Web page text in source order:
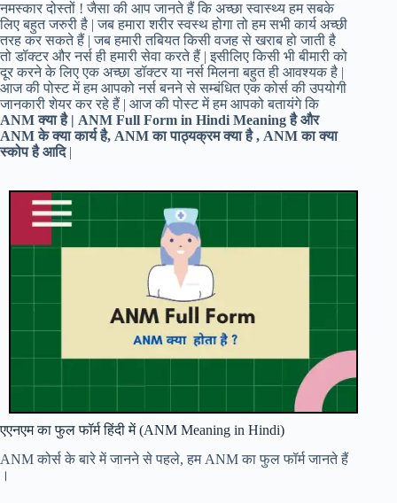
नमस्कार दोस्तों ! जैसा की आप जानते हैं कि अच्छा स्वास्थ्य हम सबके
लिए बहुत जरुरी है | जब हमारा शरीर स्वस्थ होगा तो हम सभी कार्य अच्छी
तरह कर सकते हैं | जब हमारी तबियत किसी वजह से खराब हो जाती है
तो डॉक्टर और नर्स ही हमारी सेवा करते हैं | इसीलिए किसी भी बीमारी को
दूर करने के लिए एक अच्छा डॉक्टर या नर्स मिलना बहुत ही आवश्यक है |
आज की पोस्ट में हम आपको नर्स बनने से सम्बंधित एक कोर्स की उपयोगी
जानकारी शेयर कर रहे हैं | आज की पोस्ट में हम आपको बतायंगे कि
ANM क्या है | ANM Full Form in Hindi Meaning है और
ANM के क्या कार्य है, ANM का पाठ्यक्रम क्या है , ANM का क्या
स्कोप है आदि |
एएनएम का फुल फॉर्म हिंदी में (ANM Meaning in Hindi)
ANM कोर्स के बारे में जानने से पहले, हम ANM का फुल फॉर्म जानते हैं
।